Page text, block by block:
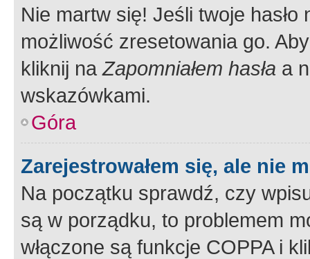
Nie martw się! Jeśli twoje
możliwość zresetowania go.
kliknij naZapomniałem hasła a
wskazówkami.
Góra
Zarejestrowałem się, ale nie
Na początku sprawdź, czy
są w porządku, to problemem
włączone są funkcje COPPA i